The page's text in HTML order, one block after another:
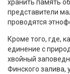
хранить память
представители
проводятся
Кроме того, где,
единение с
хвойный
Финского залива,